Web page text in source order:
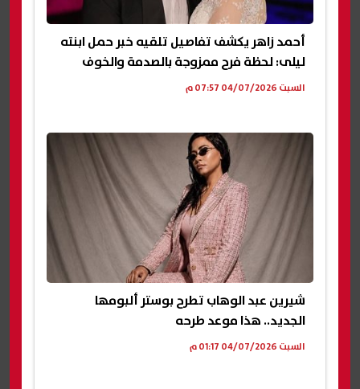
أحمد زاهر يكشف تفاصيل تلقيه خبر حمل ابنته
ليلى: لحظة فرح ممزوجة بالصدمة والخوف
السبت 04/07/2026 07:57 م
شيرين عبد الوهاب تطرح بوستر ألبومها
الجديد.. هذا موعد طرحه
السبت 04/07/2026 01:17 م